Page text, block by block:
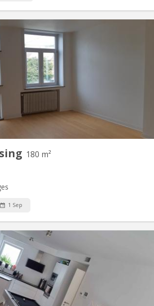
180 m²
1 Sep
étudiants : 3 chambres à louer dans grande
située à NIVELLES près de la Haute école
chambre dispose d'un lavabo et la maison est
de bain et 1 salle de douche, d'une grande
et un grand living communs. La maison est...
seconde chambre se libère dans un appart 2
pour un premier emménagement, tout est
chambre. Disponible a partir du 15 septembre
tôt (début aout). La chambre fait 9M² dans
centre de Courbevoie derrière l'esplanade à...